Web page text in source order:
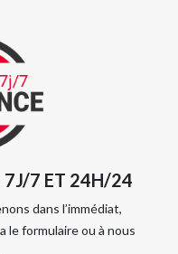
7J/7 ET 24H/24
dans l’immédiat,
le formulaire ou à nous